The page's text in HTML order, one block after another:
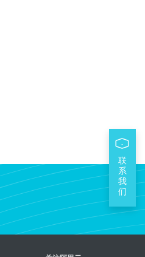
联
系
我
们